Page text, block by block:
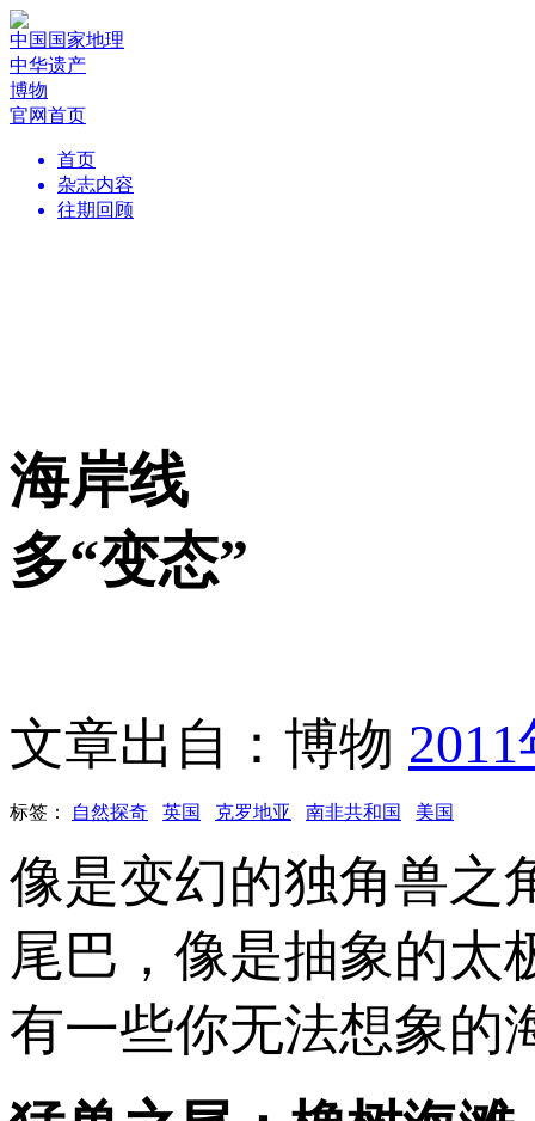
中国国家地理
中华遗产
博物
官网首页
首页
杂志内容
往期回顾
海岸线
多“变态”
文章出自：博物
标签： 自然探奇 英国 克罗地亚 南非共和国 美国
像是变幻的独角兽之
尾巴，像是抽象的
有一些你无法想象的